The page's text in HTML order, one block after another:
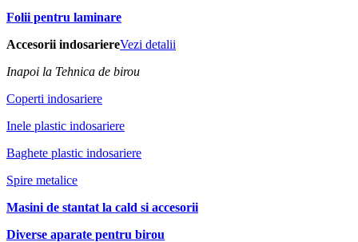
Folii pentru laminare
Accesorii indosariereVezi detalii
Inapoi la Tehnica de birou
Coperti indosariere
Inele plastic indosariere
Baghete plastic indosariere
Spire metalice
Masini de stantat la cald si accesorii
Diverse aparate pentru birou